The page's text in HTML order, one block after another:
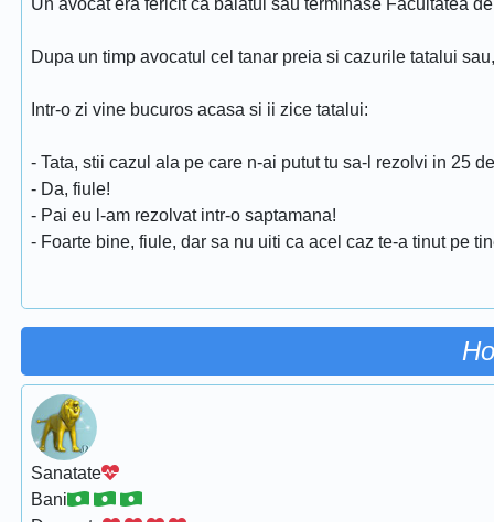
Un avocat era fericit ca baiatul sau terminase Facultatea
Dupa un timp avocatul cel tanar preia si cazurile tatalui
Intr-o zi vine bucuros acasa si ii zice tatalui:
- Tata, stii cazul ala pe care n-ai putut tu sa-l rezolvi in 25
- Da, fiule!
- Pai eu l-am rezolvat intr-o saptamana!
- Foarte bine, fiule, dar sa nu uiti ca acel caz te-a tinut pe
Sanatate
Bani